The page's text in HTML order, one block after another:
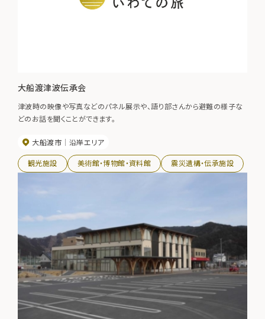
大船渡津波伝承会
津波時の映像や写真などのパネル展示や、語り部さんから避難の様子な
どのお話を聞くことができます。
大船渡市 沿岸エリア
観光施設 美術館・博物館・資料館 震災遺構・伝承施設